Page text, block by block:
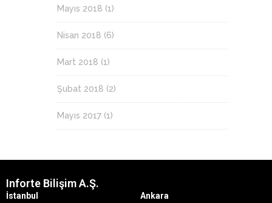
Mayıs 2018 (1)
Nisan 2018 (6)
Mart 2018 (1)
Şubat 2018 (2)
Mayıs 2017 (1)
Inforte Bilişim A.Ş.
İstanbul Ankara